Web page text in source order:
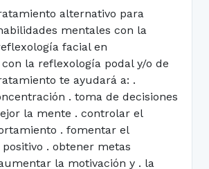
alternativo para
mentales con la
facial en
la reflexología podal y/o de
te ayudará a: .
. toma de decisiones
la mente . controlar el
. fomentar el
. obtener metas
la motivación y . la